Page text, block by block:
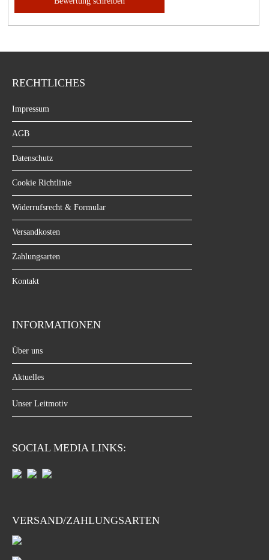
RECHTLICHES
Impressum
AGB
Datenschutz
Cookie Richtlinie
Widerrufsrecht & Formular
Versandkosten
Zahlungsarten
Kontakt
INFORMATIONEN
Über uns
Aktuelles
Unser Leitmotiv
SOCIAL MEDIA LINKS:
VERSAND/ZAHLUNGSARTEN